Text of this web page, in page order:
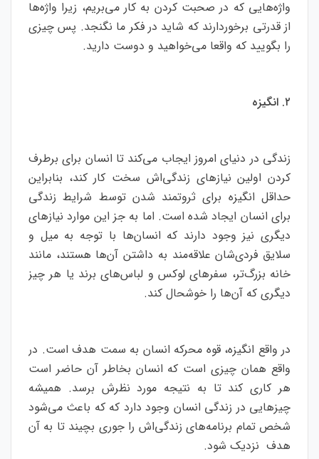
واژه‌هایی که در صحبت کردن به کار می‌بریم، زیرا واژه‌ها
از قدرتی برخوردارند که شاید در فکر ما نگنجد. پس چیزی
را بگویید که واقعا می‌خواهید و دوست دارید.
۲. انگیزه
زندگی در دنیای امروز ایجاب می‌کند تا انسان برای برطرف
کردن اولین نیازهای زندگی‌اش سخت کار کند، بنابراین
حداقل انگیزه برای ثروتمند شدن توسط شرایط زندگی
برای انسان ایجاد شده است. اما به جز این موارد نیازهای
دیگری نیز وجود دارند که انسان‌ها با توجه به میل و
سلایق فردی‌شان علاقه‌مند به داشتن آن‌ها هستند، مانند
خانه بزرگ‌تر، سفرهای لوکس و لباس‌های برند یا هر چیز
دیگری که آن‌ها را خوشحال کند.
در واقع انگیزه، قوه محرکه انسان به سمت هدف است. در
واقع همان چیزی است که انسان بخاطر آن حاضر است
هر کاری کند تا به نتیجه مورد نظرش برسد. همیشه
چیزهایی در زندگی انسان وجود دارد که که باعث می‌شود
شخص تمام برنامه‌های زندگی‌اش را جوری بچیند تا به آن
هدف نزدیک شود.